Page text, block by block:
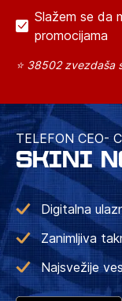
Slažem se da
promocijama
⭐ 38502 zvezdaša
TELEFON CEO-
SKINI
Digitalna
Zanimljiva
Najsvežije